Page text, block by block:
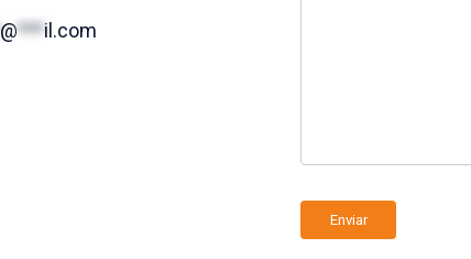
@***il.com